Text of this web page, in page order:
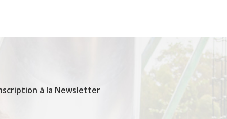
à la Newsletter